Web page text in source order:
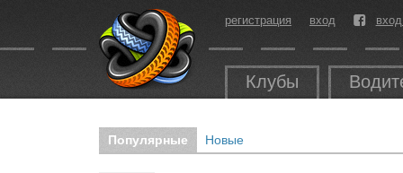
регистрация вход
Клубы
Популярные Новые